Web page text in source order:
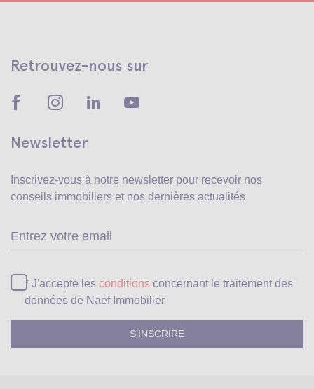
Retrouvez-nous sur
Newsletter
Inscrivez-vous à notre newsletter pour recevoir nos
conseils immobiliers et nos dernières actualités
* J'accepte les conditions concernant le traitement des
données de Naef Immobilier